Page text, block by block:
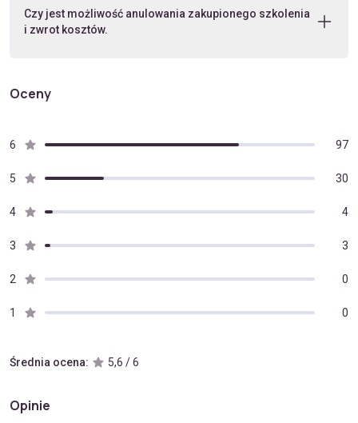
Czy jest możliwość anulowania zakupionego szkolenia
i zwrot kosztów.
Oceny
6 97
5 30
4 4
3 3
2 0
1 0
Średnia ocena: 5,6 / 6
Opinie